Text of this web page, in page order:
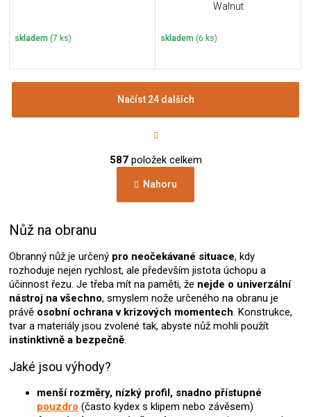
skladem (7 ks)
Walnut
skladem (6 ks)
v
á
d
p
r
v
k
y
v
ý
Načíst 24 dalších
t
á
n
k
v
587položek celkem
Nahoru
Nůž na obranu
Obranný nůž je určený pro neočekávané situace, kdy
rozhoduje nejen rychlost, ale především jistota úchopu a
účinnost řezu. Je třeba mít na paměti, že nejde o univerzální
nástroj na všechno, smyslem nože určeného na obranu je
právě osobní ochrana v krizových momentech. Konstrukce,
tvar a materiály jsou zvolené tak, abyste nůž mohli použít
instinktivně a bezpečně.
Jaké jsou výhody?
menší rozměry, nízký profil, snadno přístupné
pouzdro (často kydex s klipem nebo závěsem)